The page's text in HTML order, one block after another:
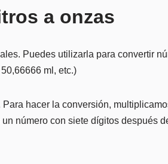
a onzas
Puedes utilizarla para convertir
ml, etc.)
hacer la conversión,
número con siete dígitos después